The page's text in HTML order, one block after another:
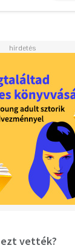
egészségét.
harmóniában
a böjt előtt,
a több mint
falatok",
egyensúlyt
tartják a
vették?